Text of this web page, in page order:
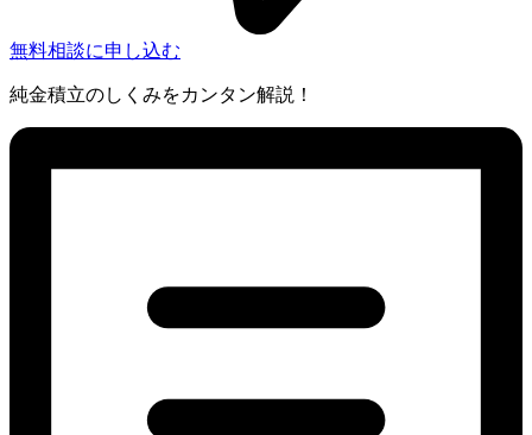
無料相談に申し込む
純金積立のしくみをカンタン解説！